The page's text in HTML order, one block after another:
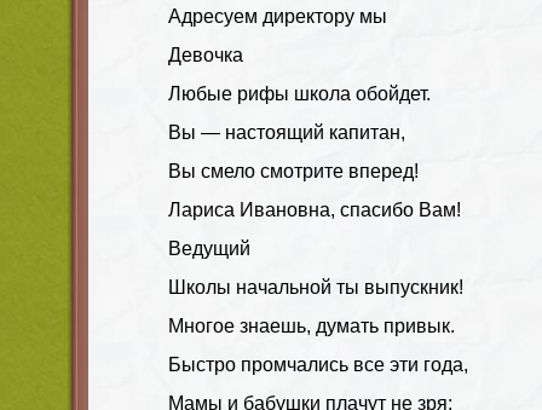
Адресуем директору мы
Девочка
Любые рифы школа обойдет.
Вы — настоящий капитан,
Вы смело смотрите вперед!
Лариса Ивановна, спасибо Вам!
Ведущий
Школы начальной ты выпускник!
Многое знаешь, думать привык.
Быстро промчались все эти года,
Мамы и бабушки плачут не зря: